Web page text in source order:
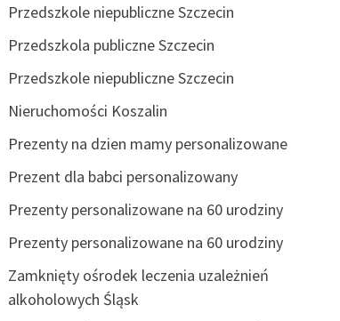
Przedszkole niepubliczne Szczecin
Przedszkola publiczne Szczecin
Przedszkole niepubliczne Szczecin
Nieruchomości Koszalin
Prezenty na dzien mamy personalizowane
Prezent dla babci personalizowany
Prezenty personalizowane na 60 urodziny
Prezenty personalizowane na 60 urodziny
Zamknięty ośrodek leczenia uzależnień
alkoholowych Śląsk